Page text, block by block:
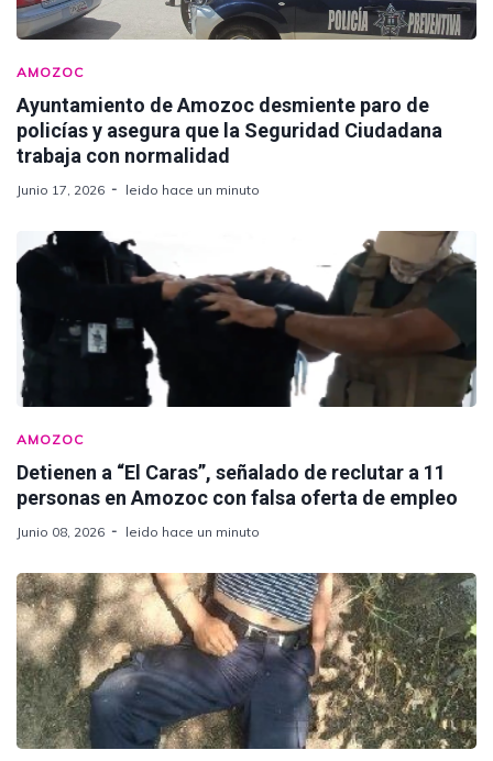
AMOZOC
Ayuntamiento de Amozoc desmiente paro de
policías y asegura que la Seguridad Ciudadana
trabaja con normalidad
Junio 17, 2026 leido hace un minuto
AMOZOC
Detienen a “El Caras”, señalado de reclutar a 11
personas en Amozoc con falsa oferta de empleo
Junio 08, 2026 leido hace un minuto